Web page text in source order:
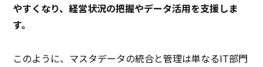
やすくなり、経営状況の把握やデータ活用を支援しま
す。
このように、マスタデータの統合と管理は単なるIT部門